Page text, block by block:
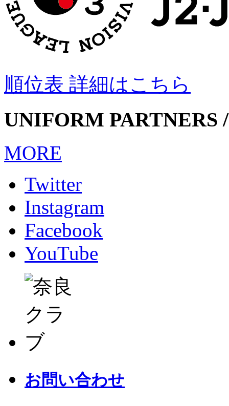
順位表 詳細はこちら
UNIFORM PARTNERS
MORE
Twitter
Instagram
Facebook
YouTube
お問い合わせ